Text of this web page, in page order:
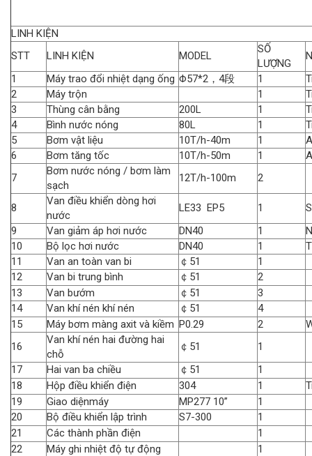
LINH KIỆN
STT
LINH KIỆN MODEL
SỐ
LƯỢNG
1
Máy trao đổi nhiệt dạng ống Φ57*2，4段 1
2
Máy trộn 1
3
Thùng cân bằng 200L 1
4
Bình nước nóng 80L 1
5
Bơm vật liệu 10T/h-40m 1
6
Bơm tăng tốc 10T/h-50m 1
7
Bơm nước nóng / bơm làm
sạch
12T/h-100m 2
8
Van điều khiển dòng hơi
nước
LE33 EP5 1
9
Van giảm áp hơi nước DN40 1
10
Bộ lọc hơi nước DN40 1
11
Van an toàn van bi ￠51
1
12
Van bi trung bình ￠51
2
13
Van bướm ￠51
3
14
Van khí nén khí nén ￠51
4
15
Máy bơm màng axit và kiềm P0.29 2
16
Van khí nén hai đường hai
chỗ
￠51
1
17
Hai van ba chiều ￠51
1
18
Hộp điều khiển điện 304 1
19
Giao diệnmáy MP277 10”
1
20
Bộ điều khiển lập trình S7-300
1
21
Các thành phần điện
1
22
Máy ghi nhiệt độ tự động
1